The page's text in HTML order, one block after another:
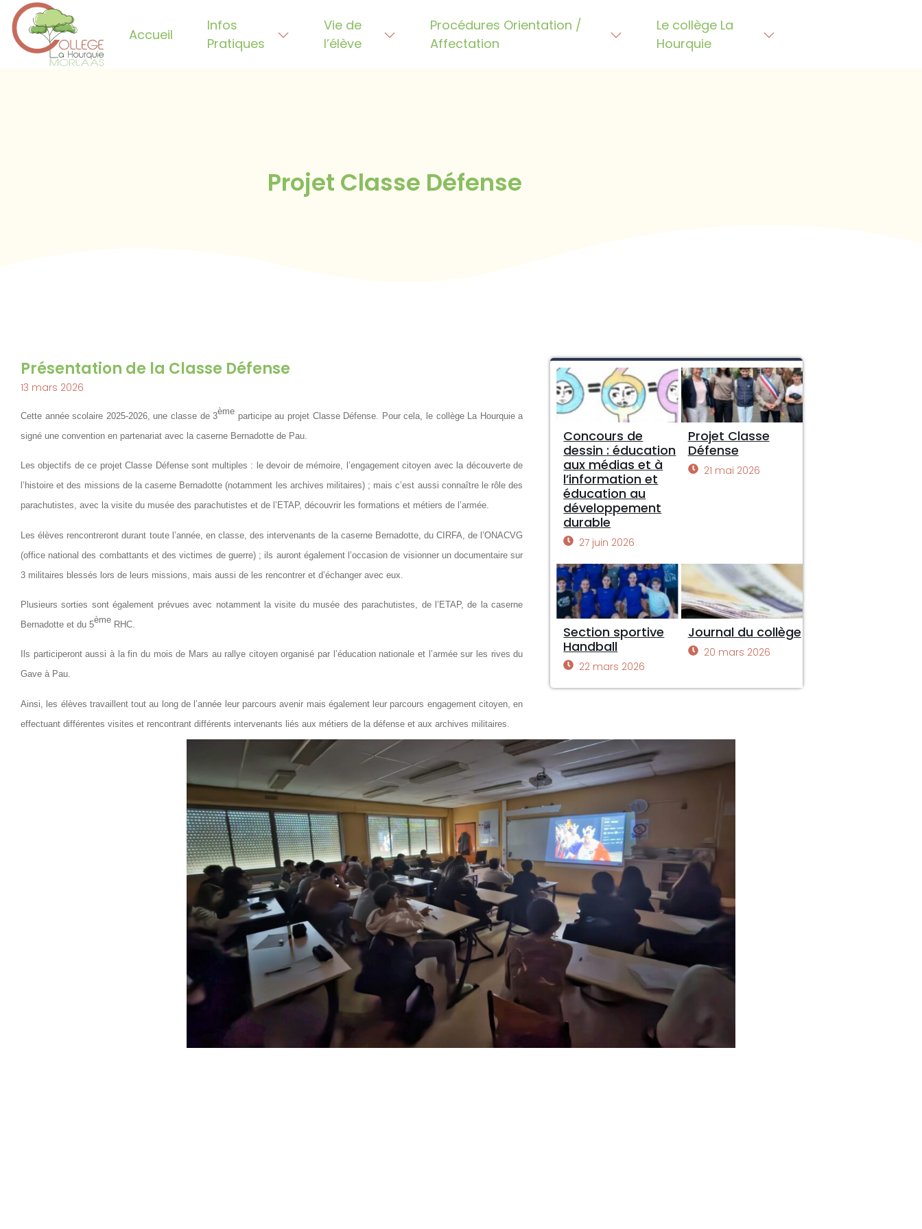
Accueil
Infos
Pratiques
Vie de
l’élève
Procédures Orientation /
Affectation
Le collège La
Hourquie
Projet Classe Défense
Présentation de la Classe Défense
13 mars 2026
Cette année scolaire 2025-2026, une classe de 3ème participe au projet Classe Défense. Pour cela, le collège La Hourquie a
signé une convention en partenariat avec la caserne Bernadotte de Pau.
Les objectifs de ce projet Classe Défense sont multiples : le devoir de mémoire, l’engagement citoyen avec la découverte de
l’histoire et des missions de la caserne Bernadotte (notamment les archives militaires) ; mais c’est aussi connaître le rôle des
parachutistes, avec la visite du musée des parachutistes et de l’ETAP, découvrir les formations et métiers de l’armée.
Les élèves rencontreront durant toute l’année, en classe, des intervenants de la caserne Bernadotte, du CIRFA, de l’ONACVG
(office national des combattants et des victimes de guerre) ; ils auront également l’occasion de visionner un documentaire sur
3 militaires blessés lors de leurs missions, mais aussi de les rencontrer et d’échanger avec eux.
Plusieurs sorties sont également prévues avec notamment la visite du musée des parachutistes, de l’ETAP, de la caserne
Bernadotte et du 5ème RHC.
Ils participeront aussi à la fin du mois de Mars au rallye citoyen organisé par l’éducation nationale et l’armée sur les rives du
Gave à Pau.
Ainsi, les élèves travaillent tout au long de l’année leur parcours avenir mais également leur parcours engagement citoyen, en
effectuant différentes visites et rencontrant différents intervenants liés aux métiers de la défense et aux archives militaires.
Concours de
dessin : éducation
aux médias et à
l’information et
éducation au
développement
durable
27 juin 2026
Projet Classe
Défense
21 mai 2026
Section sportive
Handball
22 mars 2026
Journal du collège
20 mars 2026